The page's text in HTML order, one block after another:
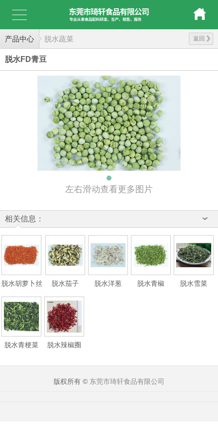
产品中心 返回
脱水蔬菜
脱水FD青豆
左右滑动查看更多图片
相关信息：
脱水胡萝卜丝 脱水茄子 脱水洋葱 脱水青椒 脱水雪菜
脱水青梗菜 脱水辣椒圈
版权所有 © 东莞市琦轩食品有限公司